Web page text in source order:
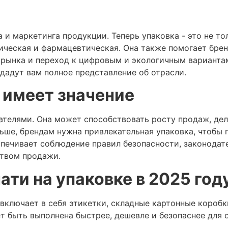
маркетинга продукции. Теперь упаковка - это не
и фармацевтическая. Она также помогает
и переход к цифровым и экологичным
вам полное представление об отрасли.
значение
Она может способствовать росту продаж,
брендам нужна привлекательная упаковка, чтобы
соблюдение правил безопасности,
продажи.
на упаковке в 2025
в себя этикетки, складные картонные
быть выполнена быстрее, дешевле и безопаснее